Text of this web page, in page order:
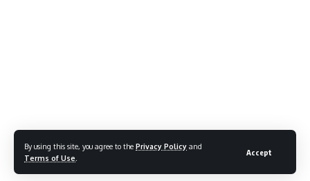
By using this site, you agree to the Privacy Policy and
Terms of Use
Accept